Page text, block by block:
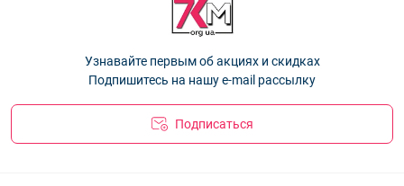
"Стразы" 2-5 лет Украина Оптом 1011
грудничок до 1 года "Т" Оптом SV-88
Набор детский вязка шапка на флисе +хомут для девочек до
3 лет "Hello" Оптом SV-92— 256.50 ₴
Узнавайте первым об акциях и скидках
Подпишитесь на нашу e-mail рассылку
Подписаться